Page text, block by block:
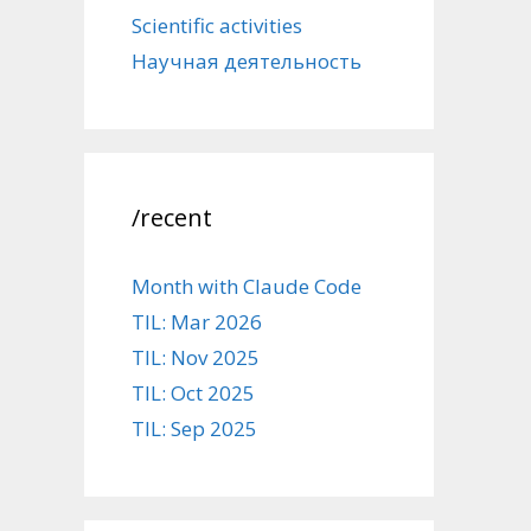
Scientific activities
Научная деятельность
/recent
Month with Claude Code
TIL: Mar 2026
TIL: Nov 2025
TIL: Oct 2025
TIL: Sep 2025